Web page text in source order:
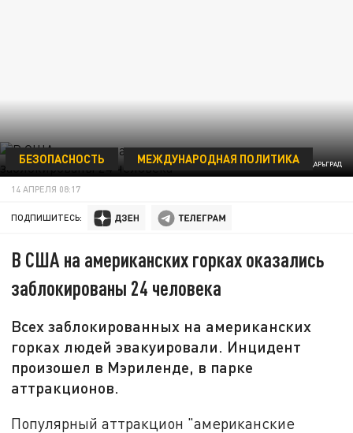
ФОТО: ЦАРЬГРАД
БЕЗОПАСНОСТЬ МЕЖДУНАРОДНАЯ ПОЛИТИКА
14 АПРЕЛЯ 08:17
ПОДПИШИТЕСЬ:
В США на американских горках оказались
заблокированы 24 человека
Всех заблокированных на американских
горках людей эвакуировали. Инцидент
произошел в Мэриленде, в парке
аттракционов.
Популярный аттракцион "американские